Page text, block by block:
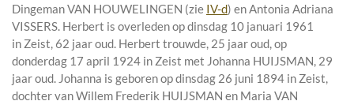
Dingeman VAN HOUWELINGEN (zie IV-d) enAntonia Adriana
VISSERS. Herbert is overleden op dinsdag 10 januari 1961
in Zeist, 62 jaar oud. Herbert trouwde, 25 jaar oud, op
donderdag 17 april 1924 in Zeist met Johanna HUIJSMAN, 29
jaar oud. Johanna is geboren op dinsdag 26 juni 1894 in Zeist,
dochter vanWillem Frederik HUIJSMAN en Maria VAN